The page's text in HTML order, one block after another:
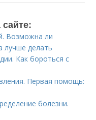
Возможна ли
лучше делать
Как бороться с
Первая помощь:
болезни.